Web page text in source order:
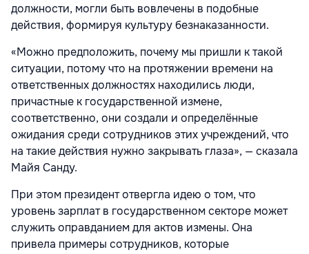
должности, могли быть вовлечены в подобные
действия, формируя культуру безнаказанности.
«Можно предположить, почему мы пришли к такой
ситуации, потому что на протяжении времени на
ответственных должностях находились люди,
причастные к государственной измене,
соответственно, они создали и определённые
ожидания среди сотрудников этих учреждений, что
на такие действия нужно закрывать глаза», — сказала
Майя Санду.
При этом президент отвергла идею о том, что
уровень зарплат в государственном секторе может
служить оправданием для актов измены. Она
привела примеры сотрудников, которые